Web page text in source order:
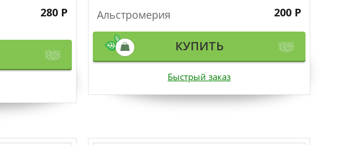
280 Р Альстромерия 200 Р
КУПИТЬ
Быстрый заказ